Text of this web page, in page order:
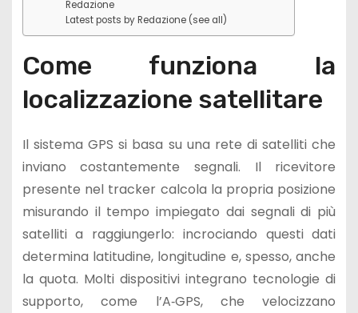
Redazione
Latest posts by Redazione (see all)
Come funziona la
localizzazione satellitare
Il sistema GPS si basa su una rete di satelliti che
inviano costantemente segnali. Il ricevitore
presente nel tracker calcola la propria posizione
misurando il tempo impiegato dai segnali di più
satelliti a raggiungerlo: incrociando questi dati
determina latitudine, longitudine e, spesso, anche
la quota. Molti dispositivi integrano tecnologie di
supporto, come l’A‑GPS, che velocizzano